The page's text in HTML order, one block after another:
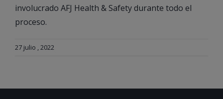
involucrado AFJ Health & Safety durante todo el
proceso.
27 julio , 2022